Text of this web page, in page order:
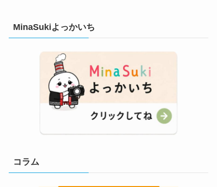
MinaSukiよっかいち
コラム